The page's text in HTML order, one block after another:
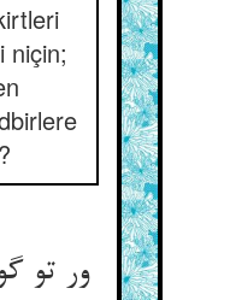
niçin;
ور تو